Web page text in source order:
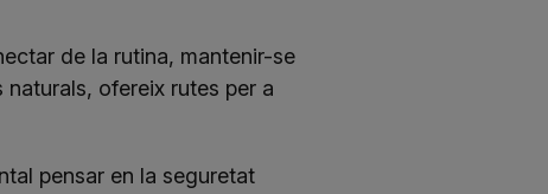
de la rutina, mantenir-se
ofereix rutes per a
pensar en la seguretat